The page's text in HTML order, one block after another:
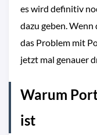
es wird definitiv
dazu geben. Wenn
das Problem mit
jetzt mal genauer
Warum
ist